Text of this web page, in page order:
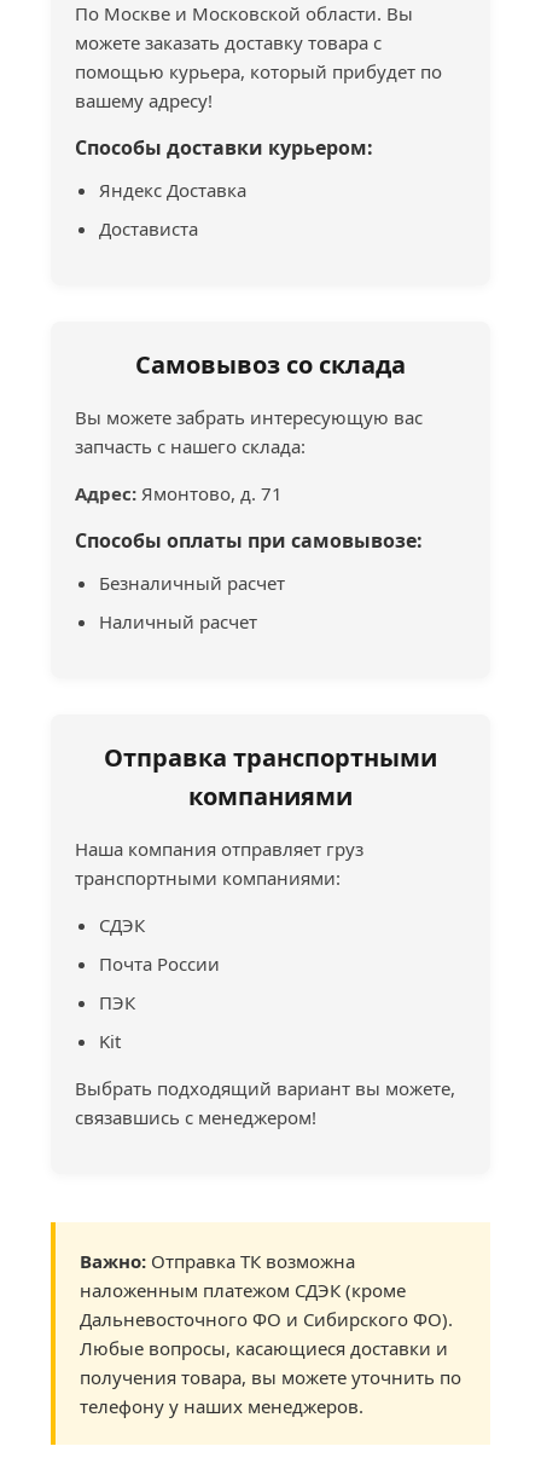
По Москве и Московской области. Вы
можете заказать доставку товара с
помощью курьера, который прибудет по
вашему адресу!
Способы доставки курьером:
Яндекс Доставка
Достависта
Самовывоз со склада
Вы можете забрать интересующую вас
запчасть с нашего склада:
Адрес: Ямонтово, д. 71
Способы оплаты при самовывозе:
Безналичный расчет
Наличный расчет
Отправка транспортными
компаниями
Наша компания отправляет груз
транспортными компаниями:
СДЭК
Почта России
ПЭК
Kit
Выбрать подходящий вариант вы можете,
связавшись с менеджером!
Важно: Отправка ТК возможна
наложенным платежом СДЭК (кроме
Дальневосточного ФО и Сибирского ФО).
Любые вопросы, касающиеся доставки и
получения товара, вы можете уточнить по
телефону у наших менеджеров.